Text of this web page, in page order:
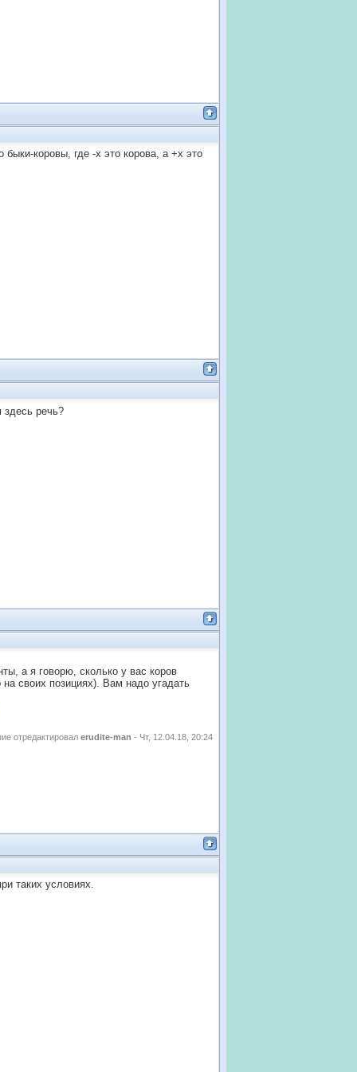
коровы, где -х это корова, а +х это
здесь речь?
а я говорю, сколько у вас коров
своих позициях). Вам надо угадать
отредактировал erudite-man - Чт, 12.04.18, 20:24
таких условиях.